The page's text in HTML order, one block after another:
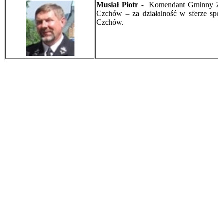
Musiał Piotr -Komendant Gminny
Czchów – za działalność w sferze
Czchów.